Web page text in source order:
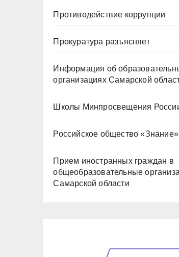
Противодействие коррупции
Прокуратура разъясняет
Информация об
организациях Самарской
Школы Минпросвещения
Российское общество «Знание»
Прием иностранных граждан в
общеобразовательные
Самарской области